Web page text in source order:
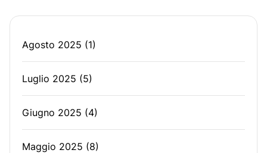
Agosto 2025 (1)
Luglio 2025 (5)
Giugno 2025 (4)
Maggio 2025 (8)